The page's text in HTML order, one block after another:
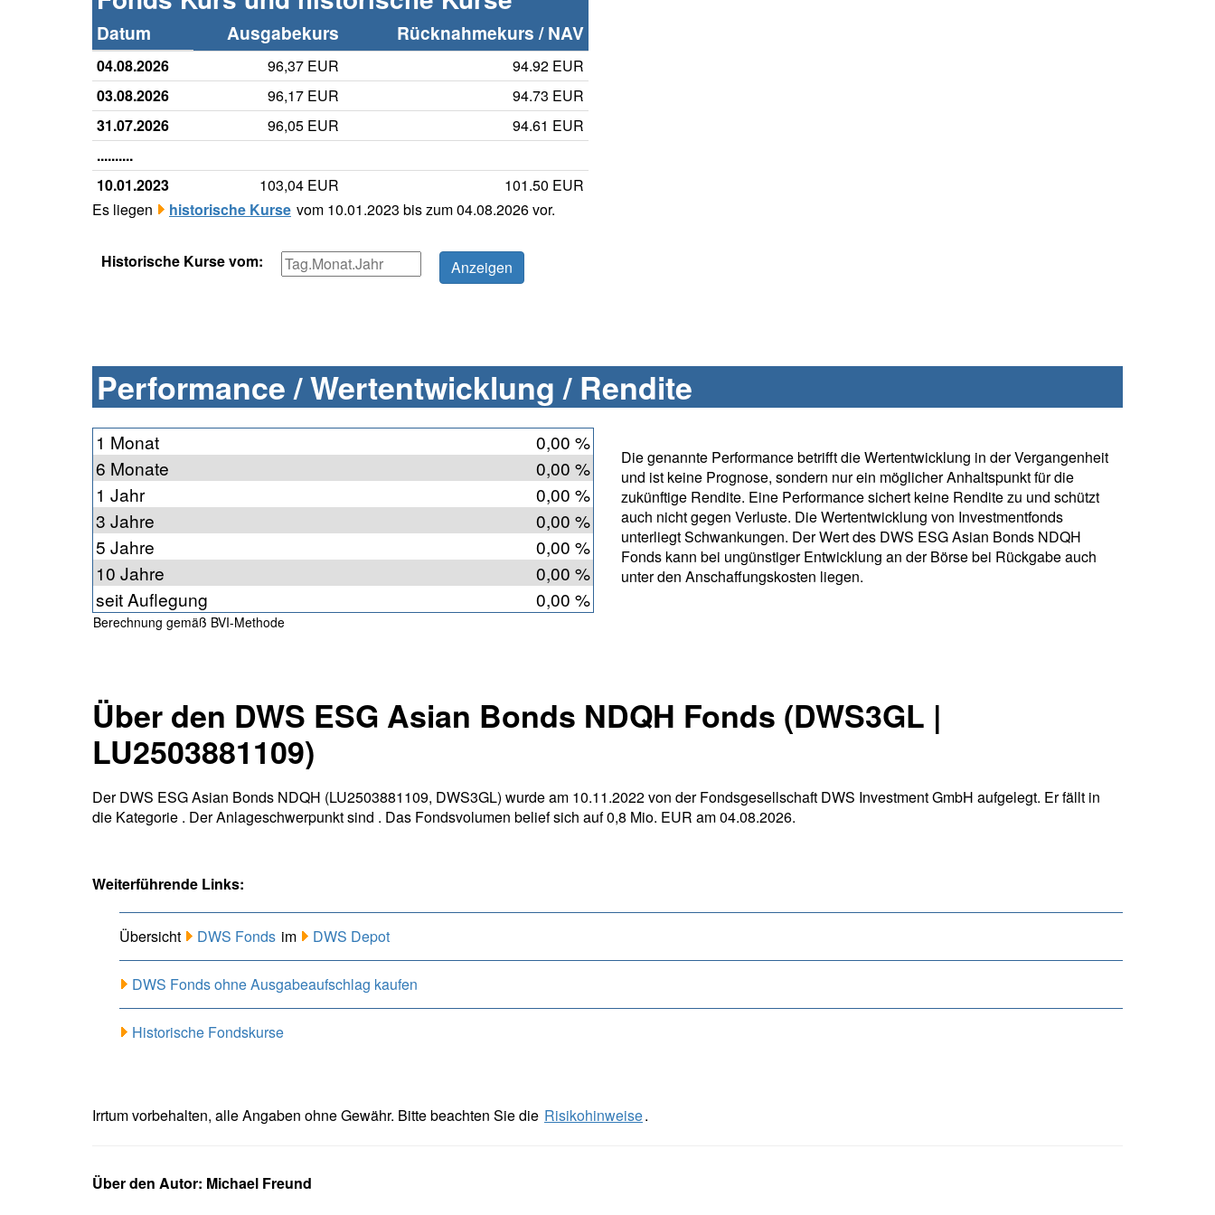
Datum Ausgabekurs Rücknahmekurs / NAV
04.08.2026 96,37 EUR
94.92 EUR
03.08.2026
96,17 EUR
94.73 EUR
31.07.2026
96,05 EUR
94.61 EUR
..........
10.01.2023
103,04 EUR
101.50 EUR
Es liegen
historische Kurse vom 10.01.2023 bis zum 04.08.2026 vor.
Historische Kurse vom:
Performance / Wertentwicklung / Rendite
1 Monat
0,00 %
6 Monate
0,00 %
1 Jahr
0,00 %
3 Jahre
0,00 %
5 Jahre
0,00 %
10 Jahre
0,00 %
seit Auflegung
0,00 %
Berechnung gemäß BVI-Methode
Die genannte Performance betrifft die Wertentwicklung in der Vergangenheit
und ist keine Prognose, sondern nur ein möglicher Anhaltspunkt für die
zukünftige Rendite. Eine Performance sichert keine Rendite zu und schützt
auch nicht gegen Verluste. Die Wertentwicklung von Investmentfonds
unterliegt Schwankungen. Der Wert des DWS ESG Asian Bonds NDQH
Fonds kann bei ungünstiger Entwicklung an der Börse bei Rückgabe auch
unter den Anschaffungskosten liegen.
Über den DWS ESG Asian Bonds NDQH Fonds (DWS3GL |
LU2503881109)
Der DWS ESG Asian Bonds NDQH (LU2503881109, DWS3GL) wurde am 10.11.2022 von der Fondsgesellschaft DWS Investment GmbH aufgelegt. Er fällt in
die Kategorie . Der Anlageschwerpunkt sind . Das Fondsvolumen belief sich auf 0,8 Mio. EUR am 04.08.2026.
Weiterführende Links:
Übersicht DWS Fonds im DWS Depot
DWS Fonds ohne Ausgabeaufschlag kaufen
Historische Fondskurse
Irrtum vorbehalten, alle Angaben ohne Gewähr. Bitte beachten Sie die Risikohinweise.
Über den Autor: Michael Freund